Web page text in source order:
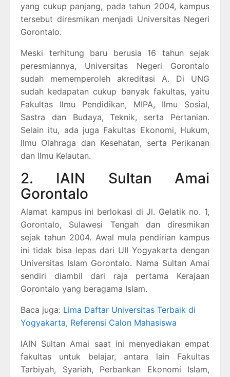
yang cukup panjang, pada tahun 2004, kampus
tersebut diresmikan menjadi Universitas Negeri
Gorontalo.
Meski terhitung baru berusia 16 tahun sejak
peresmiannya, Universitas Negeri Gorontalo
sudah mememperoleh akreditasi A. Di UNG
sudah kedapatan cukup banyak fakultas, yaitu
Fakultas Ilmu Pendidikan, MIPA, Ilmu Sosial,
Sastra dan Budaya, Teknik, serta Pertanian.
Selain itu, ada juga Fakultas Ekonomi, Hukum,
Ilmu Olahraga dan Kesehatan, serta Perikanan
dan Ilmu Kelautan.
2. IAIN Sultan Amai
Gorontalo
Alamat kampus ini berlokasi di Jl. Gelatik no. 1,
Gorontalo, Sulawesi Tengah dan diresmikan
sejak tahun 2004. Awal mula pendirian kampus
ini tidak bisa lepas dari UII Yogyakarta dengan
Universitas Islam Gorontalo. Nama Sultan Amai
sendiri diambil dari raja pertama Kerajaan
Gorontalo yang beragama Islam.
Baca juga: Lima Daftar Universitas Terbaik di
Yogyakarta, Referensi Calon Mahasiswa
IAIN Sultan Amai saat ini menyediakan empat
fakultas untuk belajar, antara lain Fakultas
Tarbiyah, Syariah, Perbankan Ekonomi Islam,